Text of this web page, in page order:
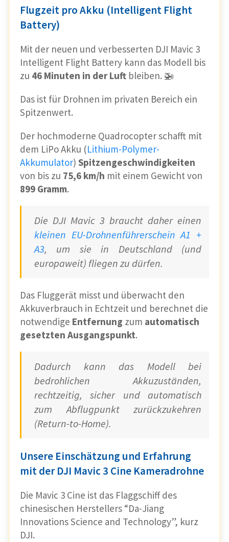
Flugzeit pro Akku (Intelligent Flight
Battery)
Mit der neuen und verbesserten DJI Mavic 3
Intelligent Flight Battery kann das Modell bis
zu 46 Minuten in der Luft bleiben. 🚁
Das ist für Drohnen im privaten Bereich ein
Spitzenwert.
Der hochmoderne Quadrocopter schafft mit
dem LiPo Akku (Lithium-Polymer-
Akkumulator) Spitzengeschwindigkeiten
von bis zu 75,6 km/h mit einem Gewicht von
899 Gramm.
Die DJI Mavic 3 braucht daher einen
kleinen EU-Drohnenführerschein A1 +
A3, um sie in Deutschland (und
europaweit) fliegen zu dürfen.
Das Fluggerät misst und überwacht den
Akkuverbrauch in Echtzeit und berechnet die
notwendige Entfernung zum automatisch
gesetzten Ausgangspunkt.
Dadurch kann das Modell bei
bedrohlichen Akkuzuständen,
rechtzeitig, sicher und automatisch
zum Abflugpunkt zurückzukehren
(Return-to-Home).
Unsere Einschätzung und Erfahrung
mit der DJI Mavic 3 Cine Kameradrohne
Die Mavic 3 Cine ist das Flaggschiff des
chinesischen Herstellers “Da-Jiang
Innovations Science and Technology”, kurz
DJI.